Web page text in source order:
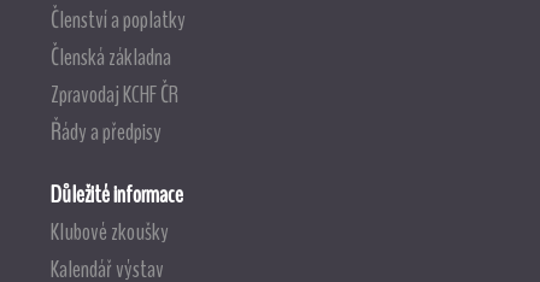
Členství a poplatky
Členská základna
Zpravodaj KCHF ČR
Řády a předpisy
Důležité informace
Klubové zkoušky
Kalendář výstav